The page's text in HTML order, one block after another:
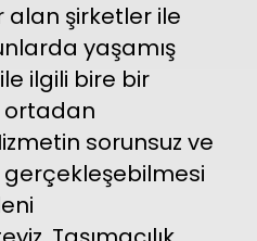
alan şirketler ile
yaşamış
ilgili bire bir
ortadan
sorunsuz ve